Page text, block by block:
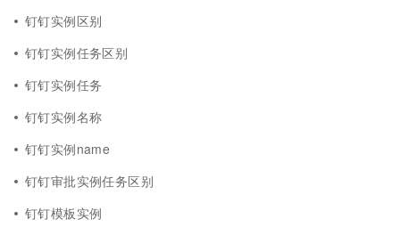
钉钉实例区别
钉钉实例任务区别
钉钉实例任务
钉钉实例名称
钉钉实例name
钉钉审批实例任务区别
钉钉模板实例